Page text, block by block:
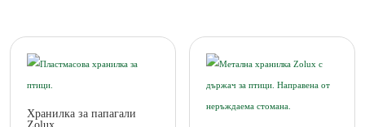
Хранилка за папагали